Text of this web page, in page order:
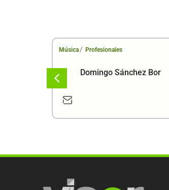
Música / Profesionales
Domingo Sánchez Bor